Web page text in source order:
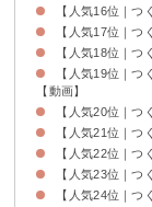
【人気16位｜つ
【人気17位｜つ
【人気18位｜つ
【人気19位｜
【動画】
【人気20位｜つ
【人気21位｜
【人気22位｜
【人気23位｜つ
【人気24位｜